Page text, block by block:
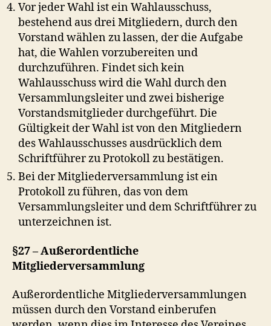
Vor jeder Wahl ist ein Wahlausschuss,
bestehend aus drei Mitgliedern, durch den
Vorstand wählen zu lassen, der die Aufgabe
hat, die Wahlen vorzubereiten und
durchzuführen. Findet sich kein
Wahlausschuss wird die Wahl durch den
Versammlungsleiter und zwei bisherige
Vorstandsmitglieder durchgeführt. Die
Gültigkeit der Wahl ist von den Mitgliedern
des Wahlausschusses ausdrücklich dem
Schriftführer zu Protokoll zu bestätigen.
Bei der Mitgliederversammlung ist ein
Protokoll zu führen, das von dem
Versammlungsleiter und dem Schriftführer zu
unterzeichnen ist.
§27 – Außerordentliche
Mitgliederversammlung
Außerordentliche Mitgliederversammlungen
müssen durch den Vorstand einberufen